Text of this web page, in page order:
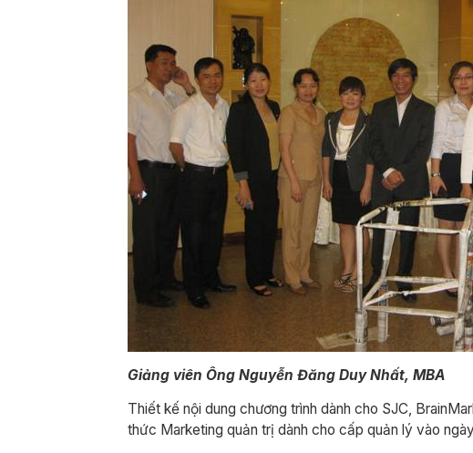
Giảng viên Ông Nguyễn Đăng Duy Nhất, MBA
Thiết kế nội dung chương trình dành cho SJC,
thức Marketing quản trị dành cho cấp quản lý vào